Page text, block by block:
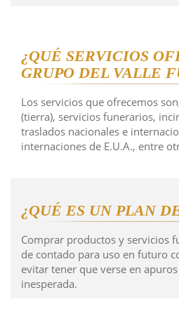
¿QUÉ SERVICIOS
GRUPO DEL VALLE
Los servicios que ofrecemos
(tierra), servicios funerarios,
traslados nacionales e
internaciones de E.U.A., entre
¿QUÉ ES UN PLAN
Comprar productos y servicios
de contado para uso en futuro
evitar tener que verse en
inesperada.